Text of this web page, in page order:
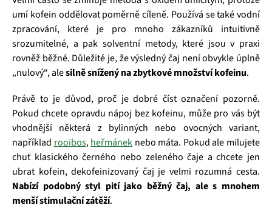
umí kofein oddělovat poměrně cíleně. Používá se také vodní
zpracování, které je pro mnoho zákazníků intuitivně
srozumitelné, a pak solventní metody, které jsou v praxi
rovněž běžné. Důležité je, že výsledný čaj není obvykle úplně
„nulový“, alesilně snížený na zbytkové množství kofeinu.
Právě to je důvod, proč je dobré číst označení pozorně.
Pokud chcete opravdu nápoj bez kofeinu, může pro vás být
vhodnější některá z bylinných nebo ovocných variant,
například rooibos,heřmánek nebo máta. Pokud ale milujete
chuť klasického černého nebo zeleného čaje a chcete jen
ubrat kofein, dekofeinizovaný čaj je velmi rozumná cesta.
Nabízí podobný styl pití jako běžný čaj, ale s mnohem
menší stimulační zátěží.